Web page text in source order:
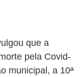
que a
pela Covid-
municipal, a 10ª